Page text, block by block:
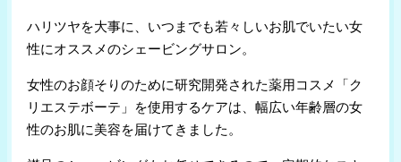
ハリツヤを大事に、いつまでも若々しいお肌でいたい女
性にオススメのシェービングサロン。
女性のお顔そりのために研究開発された薬用コスメ「ク
リエステボーテ」を使用するケアは、幅広い年齢層の女
性のお肌に美容を届けてきました。